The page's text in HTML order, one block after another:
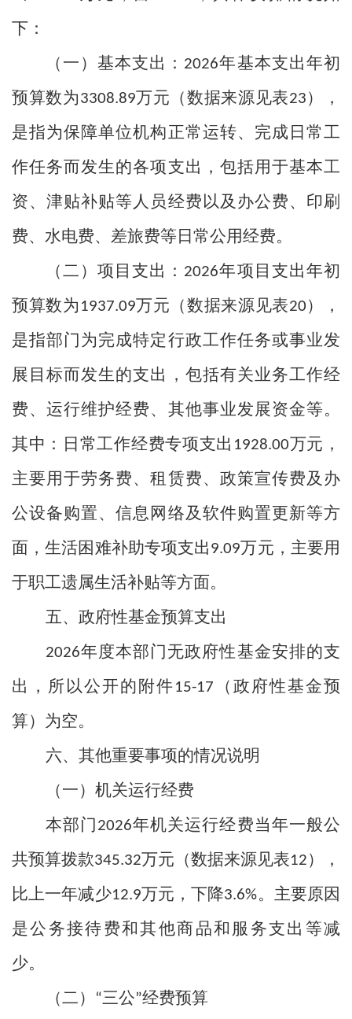
下：
（一）基本支出： 2026年基本支出年初
预算数为3308.89万元（数据来源见表23），
是指为保障单位机构正常运转、完成日常工
作任务而发生的各项支出，包括用于基本工
资、津贴补贴等人员经费以及办公费、印刷
费、水电费、差旅费等日常公用经费。
（二）项目支出： 2026年项目支出年初
预算数为 1937.09万元（数据来源见表20），
是指部门为完成特定行政工作任务或事业发
展目标而发生的支出，包括有关业务工作经
费、运行维护经费、其他事业发展资金等。
其中：日常工作经费专项支出 1928.00万元，
主要用于劳务费、租赁费、政策宣传费及办
公设备购置、信息网络及软件购置更新等方
面，生活困难补助专项支出9.09万元，主要用
于职工遗属生活补贴等方面。
五、政府性基金预算支出
2026年度本部门无政府性基金安排的支
出，所以公开的附件15-17
（政府性基金预
算）为空。
六、其他重要事项的情况说明
（一）机关运行经费
本部门2026年机关运行经费当年一般公
共预算拨款345.32万元（数据来源见表12），
比上一年减少12.9万元，下降3.6%。主要原因
是公务接待费和其他商品和服务支出等减
少。
（二）
“三公”经费预算